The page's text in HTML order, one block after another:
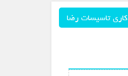
تاسیسات رضا